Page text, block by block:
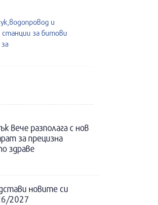
и
станции за битови
вече разполага с нов
за прецизна
здраве
новите си
2027